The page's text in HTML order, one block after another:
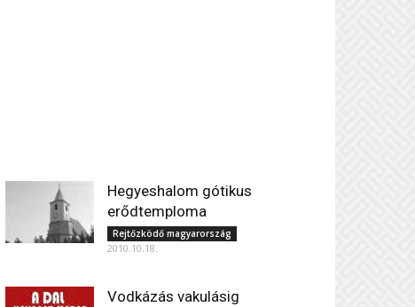
Hegyeshalom gótikus
erődtemploma
Rejtőzködő magyarország
2010.10.18.
Vodkázás vakulásig